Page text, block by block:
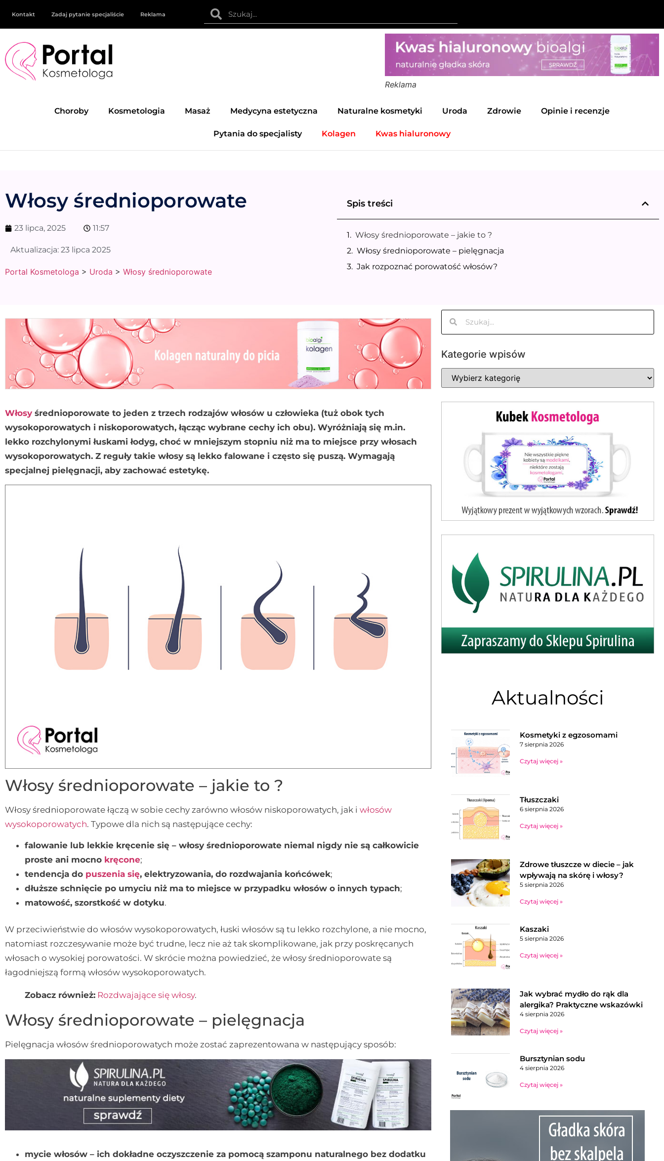
Kontakt Zadaj pytanie specjaliście Reklama
Reklama
Choroby Kosmetologia Masaż Medycyna estetyczna Naturalne kosmetyki Uroda Zdrowie Opinie i recenzje
Pytania do specjalisty Kolagen Kwas hialuronowy
Włosy średnioporowate
23 lipca, 2025 11:57
Aktualizacja: 23 lipca 2025
Portal Kosmetologa > Uroda > Włosy średnioporowate
Spis treści
Włosy średnioporowate – jakie to ?
Włosy średnioporowate – pielęgnacja
Jak rozpoznać porowatość włosów?
Włosy średnioporowate to jeden z trzech rodzajów włosów u człowieka (tuż obok tych
wysokoporowatych i niskoporowatych, łącząc wybrane cechy ich obu). Wyróżniają się m.in.
lekko rozchylonymi łuskami łodyg, choć w mniejszym stopniu niż ma to miejsce przy włosach
wysokoporowatych. Z reguły takie włosy są lekko falowane i często się puszą. Wymagają
specjalnej pielęgnacji, aby zachować estetykę.
Włosy średnioporowate – jakie to ?
Włosy średnioporowate łączą w sobie cechy zarówno włosów niskoporowatych, jak i włosów
wysokoporowatych. Typowe dla nich są następujące cechy:
falowanie lub lekkie kręcenie się – włosy średnioporowate niemal nigdy nie są całkowicie
proste ani mocno kręcone;
tendencja do puszenia się, elektryzowania, do rozdwajania końcówek;
dłuższe schnięcie po umyciu niż ma to miejsce w przypadku włosów o innych typach;
matowość, szorstkość w dotyku.
W przeciwieństwie do włosów wysokoporowatych, łuski włosów są tu lekko rozchylone, a nie mocno,
natomiast rozczesywanie może być trudne, lecz nie aż tak skomplikowane, jak przy poskręcanych
włosach o wysokiej porowatości. W skrócie można powiedzieć, że włosy średnioporowate są
łagodniejszą formą włosów wysokoporowatych.
Zobacz również: Rozdwajające się włosy.
Włosy średnioporowate – pielęgnacja
Pielęgnacja włosów średnioporowatych może zostać zaprezentowana w następujący sposób:
mycie włosów – ich dokładne oczyszczenie za pomocą szamponu naturalnego bez dodatku
Kategorie wpisów
Aktualności
Kosmetyki z egzosomami
7 sierpnia 2026
Czytaj więcej »
Tłuszczaki
6 sierpnia 2026
Czytaj więcej »
Zdrowe tłuszcze w diecie – jak
wpływają na skórę i włosy?
5 sierpnia 2026
Czytaj więcej »
Kaszaki
5 sierpnia 2026
Czytaj więcej »
Jak wybrać mydło do rąk dla
alergika? Praktyczne wskazówki
4 sierpnia 2026
Czytaj więcej »
Bursztynian sodu
4 sierpnia 2026
Czytaj więcej »